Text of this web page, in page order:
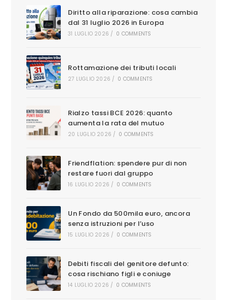
Diritto alla riparazione: cosa cambia
dal 31 luglio 2026 in Europa
31 LUGLIO 2026 / 0 COMMENTS
Rottamazione dei tributi locali
27 LUGLIO 2026 / 0 COMMENTS
Rialzo tassi BCE 2026: quanto
aumenta la rata del mutuo
20 LUGLIO 2026 / 0 COMMENTS
Friendflation: spendere pur di non
restare fuori dal gruppo
16 LUGLIO 2026 / 0 COMMENTS
Un Fondo da 500mila euro, ancora
senza istruzioni per l’uso
15 LUGLIO 2026 / 0 COMMENTS
Debiti fiscali del genitore defunto:
cosa rischiano figli e coniuge
14 LUGLIO 2026 / 0 COMMENTS